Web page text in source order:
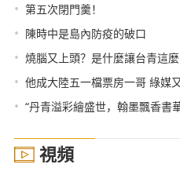
• 第五次閉門羹！
• 陳時中是島內防疫的破口
• 燒腦又上頭？是什麼讓台青這
• 他成大陸五一檔票房一哥 綠媒
• “丹青溢彩繪盛世，翰墨飄香書華章”——慶祝中國
視頻